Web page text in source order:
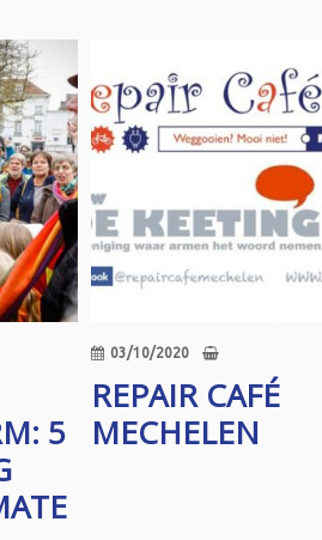
5
03/10/2020
REPAIR CAFÉ
MECHELEN